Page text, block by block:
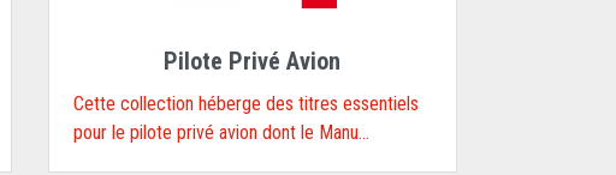
Pilote Privé Avion
Cette collection héberge des titres essentiels
pour le pilote privé avion dont le Manu...